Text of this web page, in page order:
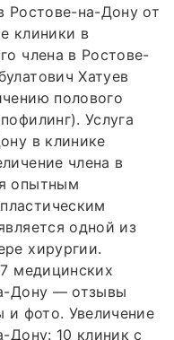
Ростове-на-Дону от
клиники в
члена в Ростове-
Хатуев
полового
Услуга
в клинике
члена в
опытным
одной из
хирургии.
медицинских
Дону — отзывы
и фото. Увеличение
Дону: 10 клиник с